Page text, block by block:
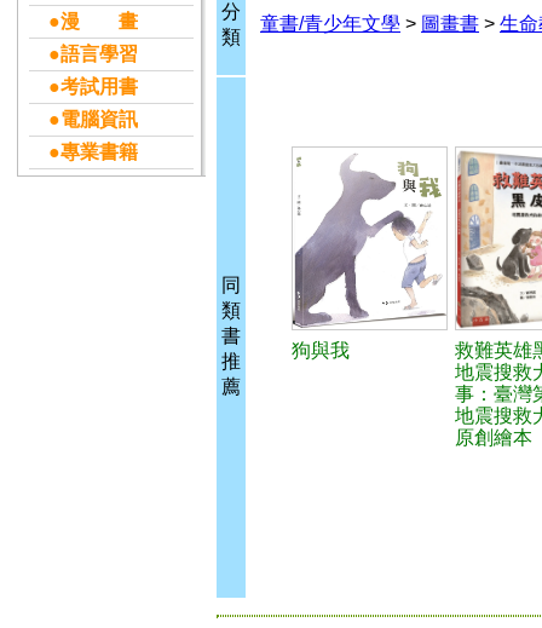
●漫 畫
●語言學習
●考試用書
●電腦資訊
●專業書籍
分
類
童書/青少年文學 > 圖畫書 > 生
同
類
書
推
薦
狗與我
救難英雄
地震搜救
事：臺灣
地震搜救
原創繪本